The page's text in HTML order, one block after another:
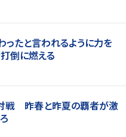
ったと言われるように力を
倒に燃える
戦 昨春と昨夏の覇者が激